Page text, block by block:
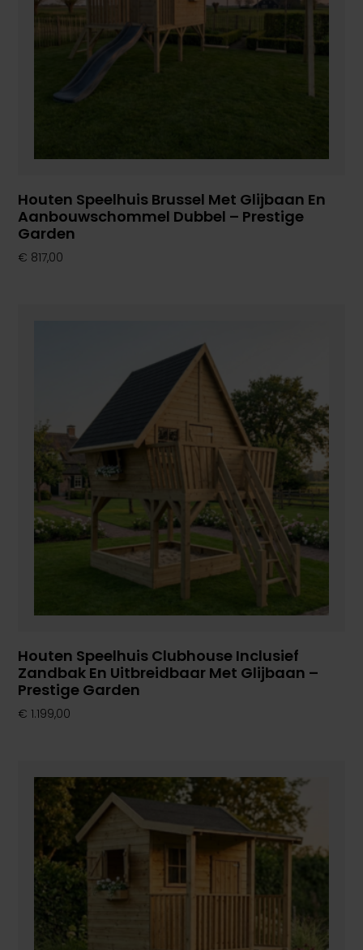
Houten Speelhuis Brussel Met Glijbaan En
Aanbouwschommel Dubbel – Prestige
Garden
€ 817,00
Houten Speelhuis Clubhouse Inclusief
Zandbak En Uitbreidbaar Met Glijbaan –
Prestige Garden
€ 1.199,00